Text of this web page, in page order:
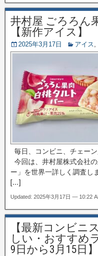
井村屋 ごろろん
【新作アイス】
2025年3月17日 アイス,
毎日、コンビニ、チェー
今回は、井村屋株式会社
ー」を世界一詳しく調査
[…]
Updated: 2025年3月17日 — 10:22
【最新コンビニ
しい・おすすめ
9日から3月15日】